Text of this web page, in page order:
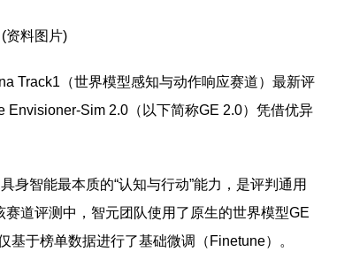
(资料图片)
Track1（世界模型感知与动作响应赛道）最新评
Envisioner-Sim 2.0（以下简称GE 2.0）凭借优异
身智能最本质的“认知与行动”能力，是评判通用
道评测中，智元团队使用了原生的世界模型GE
基于榜单数据进行了基础微调（Finetune）。